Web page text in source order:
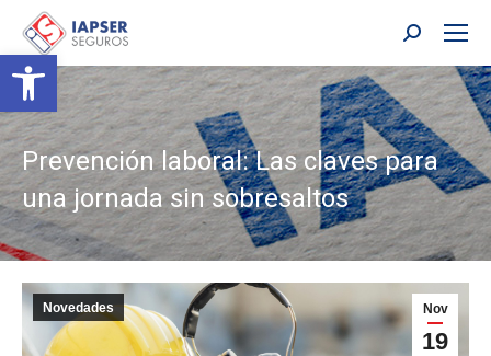
Abrir barra de herramientas
Buscar:
Prevención laboral: Las claves para
una jornada sin sobresaltos
Nov
19
Novedades